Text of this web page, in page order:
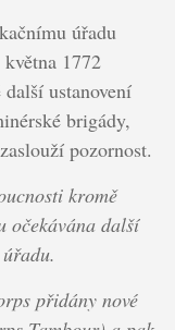
úřadu
1772
ustanovení
brigády,
pozornost.
kromě
očekávána další
přidány nové